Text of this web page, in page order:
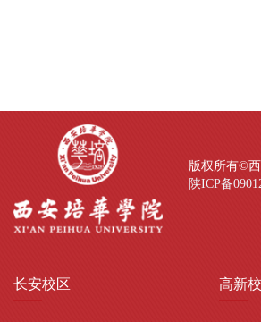
版权所有©
陕ICP备
长安校区 高新